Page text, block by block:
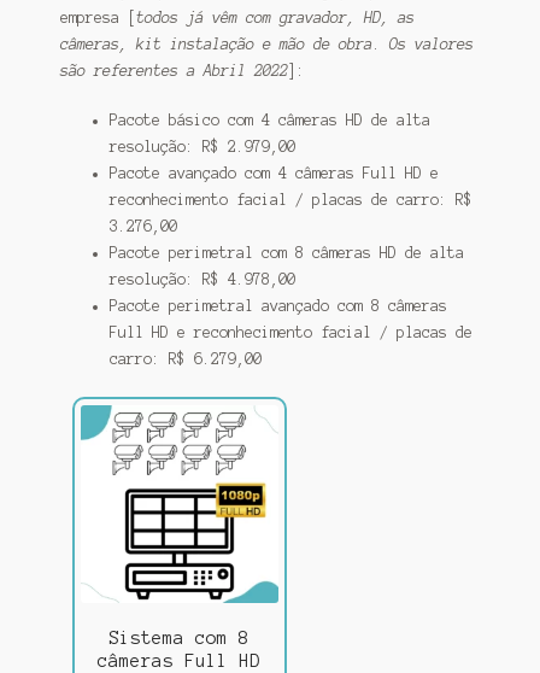
empresa [ todos já vêm com gravador, HD, as
câmeras, kit instalação e mão de obra
Os valores
são referentes a Abril 2022]:
Pacote básico com 4 câmeras HD de alta
resolução: R$ 2.979,00
Pacote avançado com 4 câmeras Full HD e
reconhecimento facial / placas de carro: R$
3.276,00
Pacote perimetral com 8 câmeras HD de alta
resolução: R$ 4.978,00
Pacote perimetral avançado com 8 câmeras
Full HD e reconhecimento facial / placas de
carro: R$ 6.279,00
Sistema com 8
câmeras Full HD